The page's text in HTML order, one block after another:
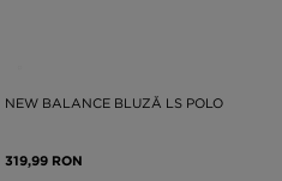
NEW BALANCE BLUZĂ LS POLO
319,99 RON